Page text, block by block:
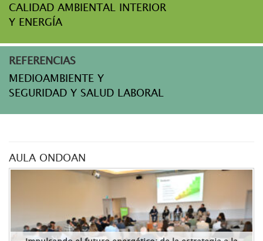
CALIDAD AMBIENTAL INTERIOR
Y ENERGÍA
REFERENCIAS
MEDIOAMBIENTE Y
SEGURIDAD Y SALUD LABORAL
AULA ONDOAN